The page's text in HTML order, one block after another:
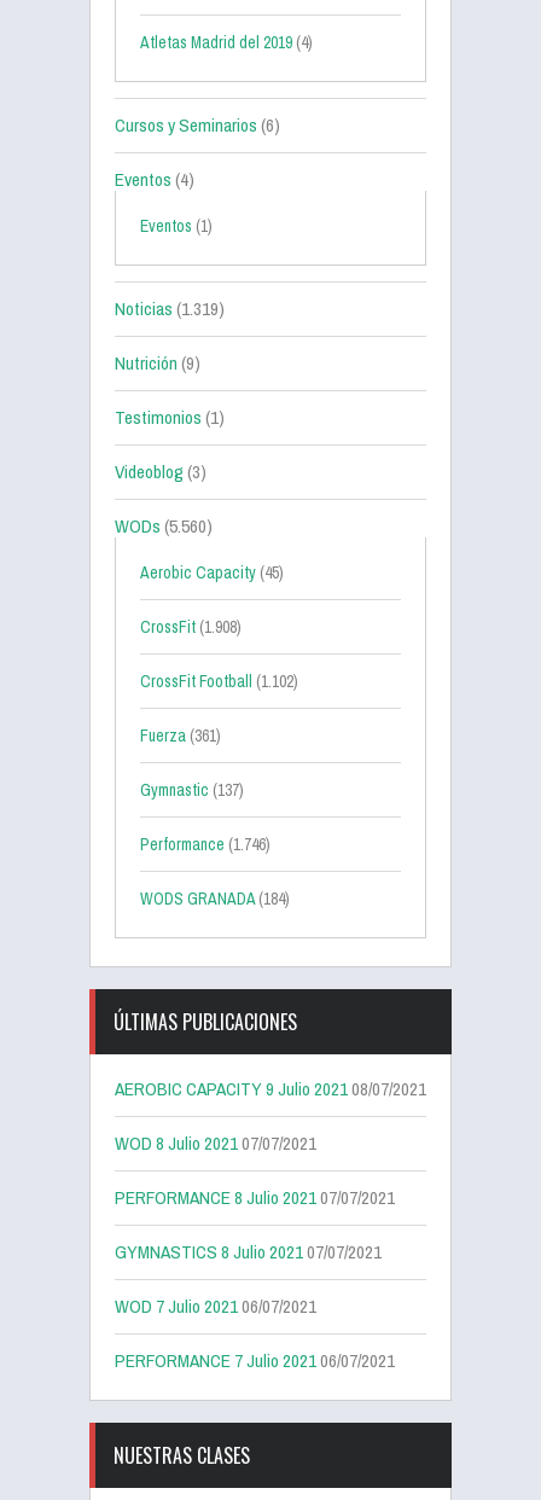
Atletas Madrid del 2019 (4)
Cursos y Seminarios(6)
Eventos(4)
Eventos (1)
Noticias(1.319)
Nutrición(9)
Testimonios(1)
Videoblog(3)
WODs(5.560)
Aerobic Capacity (45)
CrossFit (1.908)
CrossFit Football (1.102)
Fuerza (361)
Gymnastic (137)
Performance (1.746)
WODS GRANADA(184)
ÚLTIMAS PUBLICACIONES
AEROBIC CAPACITY 9 Julio 202108/07/2021
WOD 8 Julio 202107/07/2021
PERFORMANCE 8 Julio 202107/07/2021
GYMNASTICS 8 Julio 202107/07/2021
WOD 7 Julio 202106/07/2021
PERFORMANCE 7 Julio 202106/07/2021
NUESTRAS CLASES